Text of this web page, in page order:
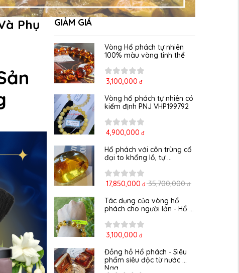
Phụ
GIẢM GIÁ
Vòng Hổ phách tự nhiên
100% màu vàng tinh thể
3,100,000 đ
Vòng hổ phách tự nhiên có
kiểm định PNJ VHP199792
4,900,000 đ
Hổ phách với côn trùng cổ
đại to khổng lồ, tự ...
17,850,000 đ 35,700,000 đ
Tác dụng của vòng hổ
phách cho người lớn - Hổ ...
3,100,000 đ
Đồng hồ Hổ phách - Siêu
phẩm siêu độc từ nước
Nga